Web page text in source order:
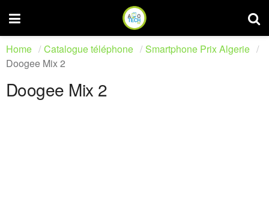
Home Catalogue téléphone
Smartphone Prix Algerie
Doogee Mix 2
Doogee Mix 2